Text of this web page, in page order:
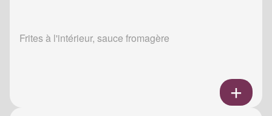
Frites à l'intérieur, sauce fromagère